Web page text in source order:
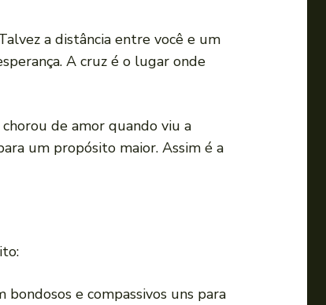
a distância entre você e um
A cruz é o lugar onde
de amor quando viu a
um propósito maior. Assim é a
e compassivos uns para